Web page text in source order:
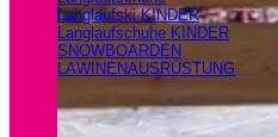
Langlaufski KINDER
Langlaufschuhe KINDER
SNOWBOARDEN
LAWINENAUSRÜSTUNG